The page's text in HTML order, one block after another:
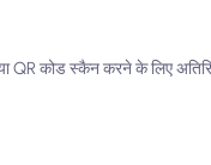
कोड स्कैन करने के लिए